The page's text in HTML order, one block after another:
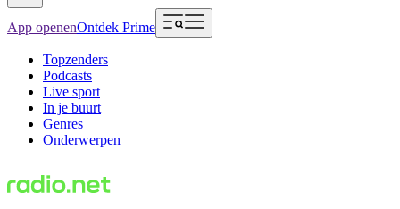
App openenOntdek Prime
Topzenders
Podcasts
Live sport
In je buurt
Genres
Onderwerpen